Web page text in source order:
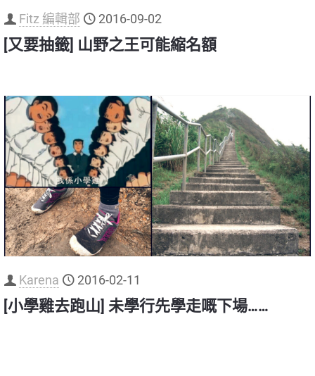
Fitz 編輯部 2016-09-02
[又要抽籤] 山野之王可能縮名額
Karena 2016-02-11
[小學雞去跑山] 未學行先學走嘅下場……